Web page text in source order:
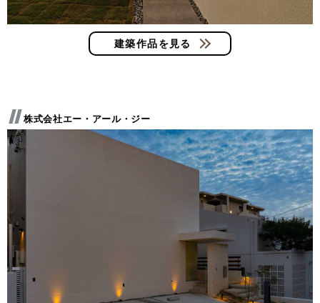
建築作品を見る
株式会社エー・アール・ジー